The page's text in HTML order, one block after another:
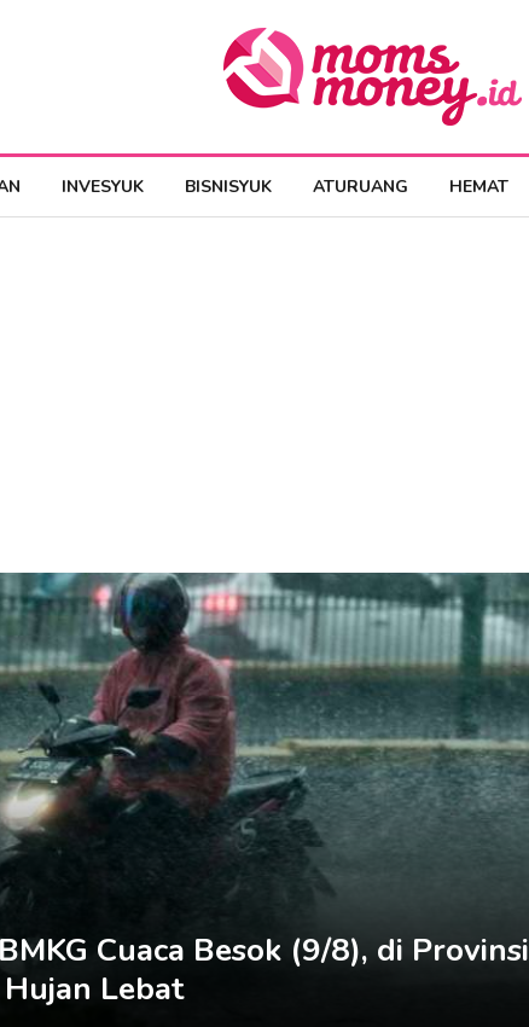
INVESYUK BISNISYUK ATURUANG HEMAT
Cuaca Besok (9/8), di Provinsi
Lebat